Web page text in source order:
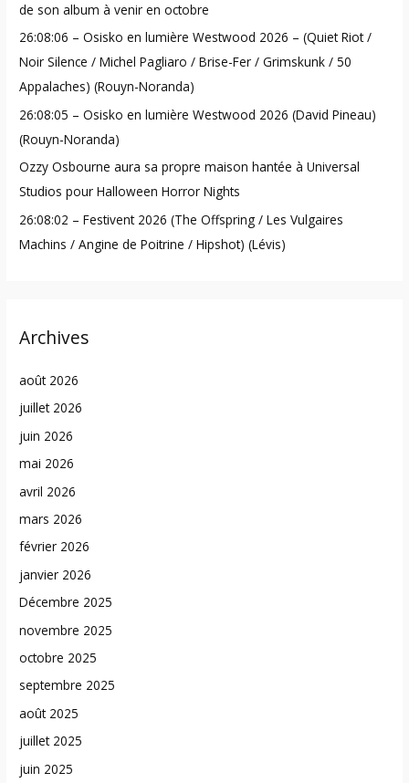
o
r
:
de son album à venir en octobre
26:08:06 – Osisko en lumière Westwood 2026 – (Quiet Riot /
Noir Silence / Michel Pagliaro / Brise-Fer / Grimskunk / 50
Appalaches) (Rouyn-Noranda)
26:08:05 – Osisko en lumière Westwood 2026 (David Pineau)
(Rouyn-Noranda)
Ozzy Osbourne aura sa propre maison hantée à Universal
Studios pour Halloween Horror Nights
26:08:02 – Festivent 2026 (The Offspring / Les Vulgaires
Machins / Angine de Poitrine / Hipshot) (Lévis)
Archives
août 2026
juillet 2026
juin 2026
mai 2026
avril 2026
mars 2026
février 2026
janvier 2026
Décembre 2025
novembre 2025
octobre 2025
septembre 2025
août 2025
juillet 2025
juin 2025